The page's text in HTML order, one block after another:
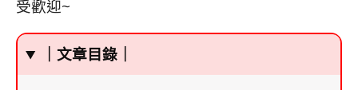
受歡迎~
｜文章目錄｜